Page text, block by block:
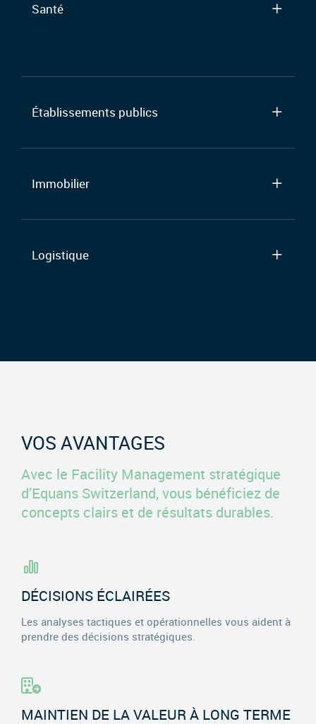
Santé
Établissements publics
Immobilier
Logistique
VOS AVANTAGES
Avec le Facility Management stratégique
d’Equans Switzerland, vous bénéficiez de
concepts clairs et de résultats durables.
DÉCISIONS ÉCLAIRÉES
Les analyses tactiques et opérationnelles vous aident à
prendre des décisions stratégiques.
MAINTIEN DE LA VALEUR À LONG TERME